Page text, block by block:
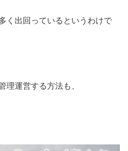
く出回っているというわけで
理運営する方法も、